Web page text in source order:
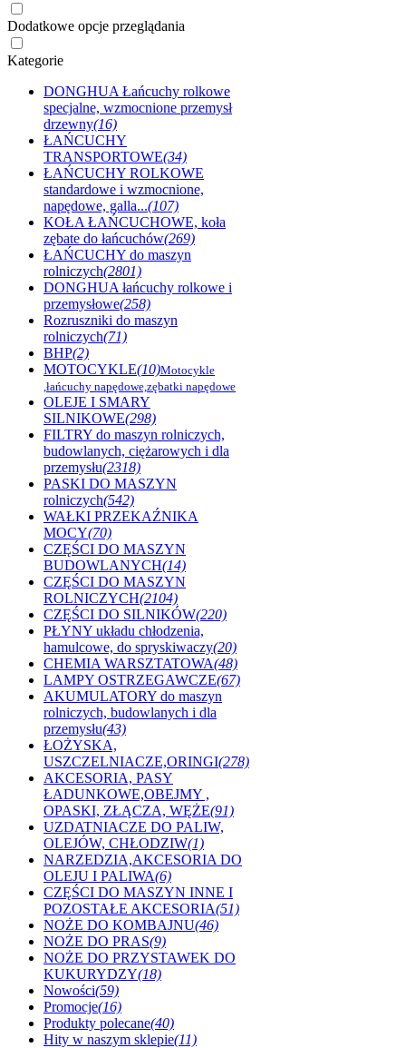
Dodatkowe opcje przeglądania
Kategorie
DONGHUA Łańcuchy rolkowe
specjalne, wzmocnione przemysł
drzewny(16)
ŁAŃCUCHY
TRANSPORTOWE(34)
ŁAŃCUCHY ROLKOWE
standardowe i wzmocnione,
napędowe, galla...(107)
KOŁA ŁAŃCUCHOWE, koła
zębate do łańcuchów(269)
ŁAŃCUCHY do maszyn
rolniczych(2801)
DONGHUA łańcuchy rolkowe i
przemysłowe(258)
Rozruszniki do maszyn
rolniczych(71)
BHP(2)
MOTOCYKLE(10)Motocykle
,łańcuchy napędowe,zębatki napędowe
OLEJE I SMARY
SILNIKOWE(298)
FILTRY do maszyn rolniczych,
budowlanych, ciężarowych i dla
przemysłu(2318)
PASKI DO MASZYN
rolniczych(542)
WAŁKI PRZEKAŹNIKA
MOCY(70)
CZĘŚCI DO MASZYN
BUDOWLANYCH(14)
CZĘŚCI DO MASZYN
ROLNICZYCH(2104)
CZĘŚCI DO SILNIKÓW(220)
PŁYNY układu chłodzenia,
hamulcowe, do spryskiwaczy(20)
CHEMIA WARSZTATOWA(48)
LAMPY OSTRZEGAWCZE(67)
AKUMULATORY do maszyn
rolniczych, budowlanych i dla
przemysłu(43)
ŁOŻYSKA,
USZCZELNIACZE,ORINGI(278)
AKCESORIA, PASY
ŁADUNKOWE,OBEJMY ,
OPASKI, ZŁĄCZA, WĘŻE(91)
UZDATNIACZE DO PALIW,
OLEJÓW, CHŁODZIW(1)
NARZEDZIA,AKCESORIA DO
OLEJU I PALIWA(6)
CZĘŚCI DO MASZYN INNE I
POZOSTAŁE AKCESORIA(51)
NOŻE DO KOMBAJNU(46)
NOŻE DO PRAS(9)
NOŻE DO PRZYSTAWEK DO
KUKURYDZY(18)
Nowości(59)
Promocje(16)
Produkty polecane(40)
Hity w naszym sklepie(11)